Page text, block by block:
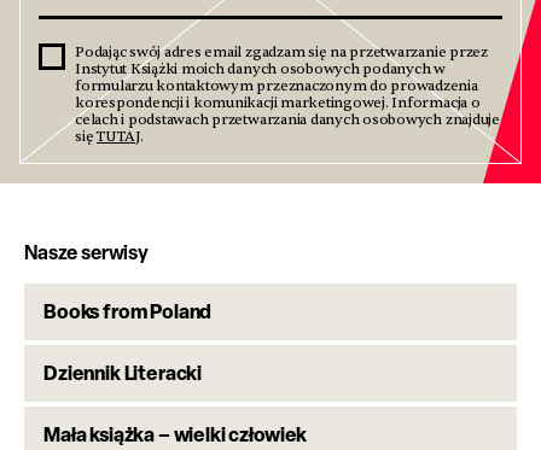
Podając swój adres email zgadzam się na przetwarzanie przez
Instytut Książki moich danych osobowych podanych w
formularzu kontaktowym przeznaczonym do prowadzenia
korespondencji i komunikacji marketingowej. Informacja o
celach i podstawach przetwarzania danych osobowych znajduje
sięTUTAJ.
Nasze serwisy
Books from Poland
Dziennik Literacki
Mała książka – wielki człowiek